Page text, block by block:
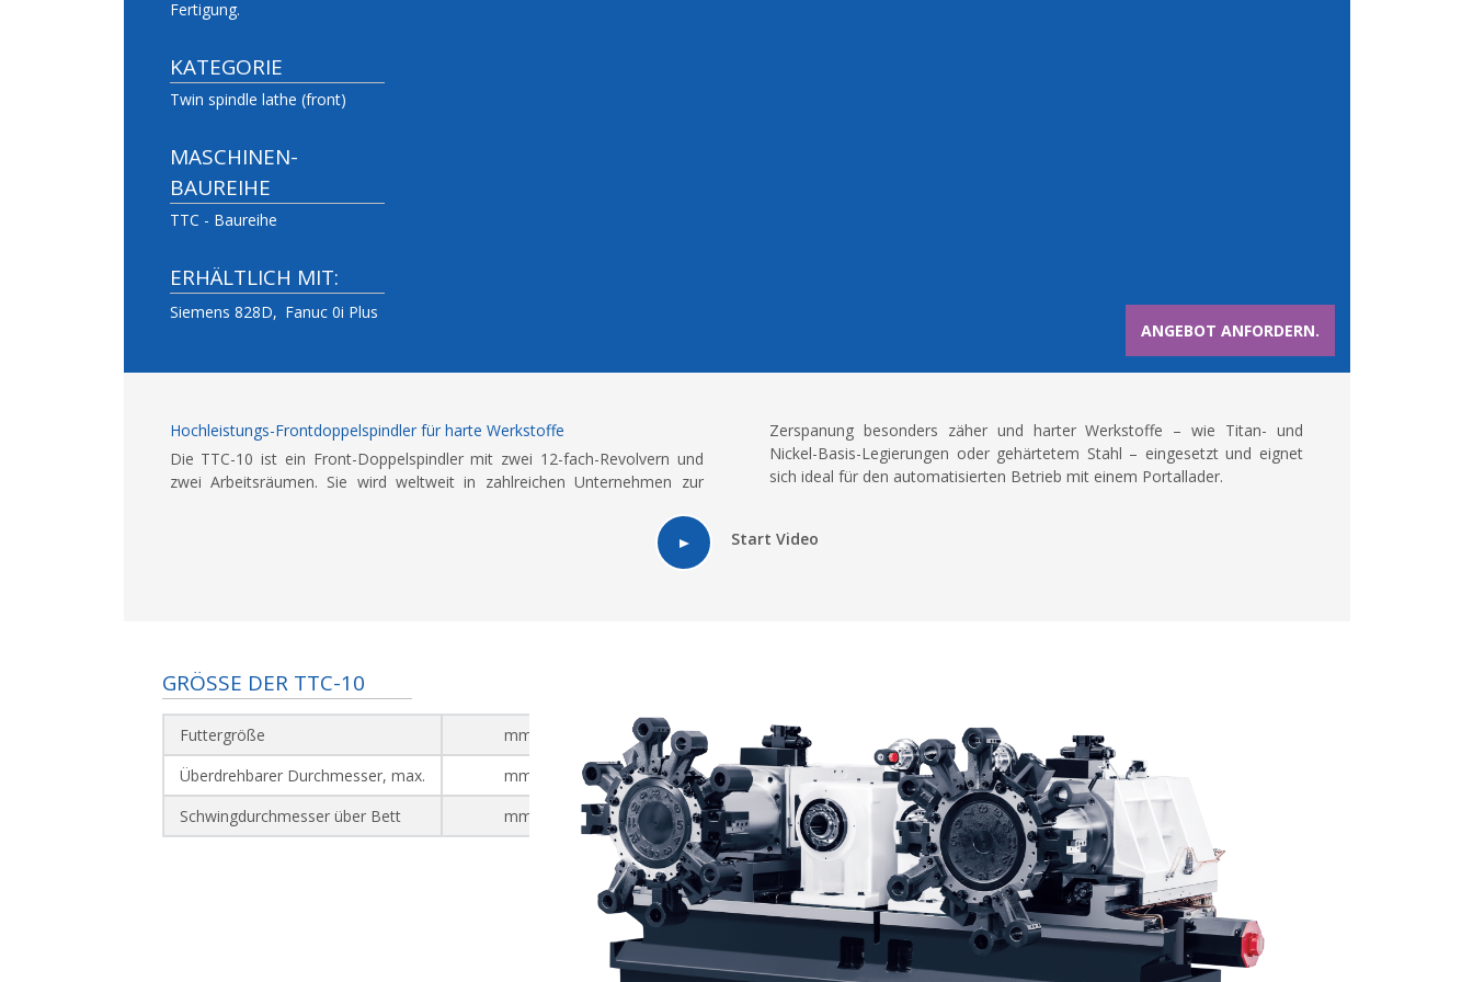
Fertigung.
KATEGORIE
Twin spindle lathe (front)
MASCHINEN-
BAUREIHE
TTC - Baureihe
ERHÄLTLICH MIT:
Siemens 828D
Fanuc 0i Plus
ANGEBOT ANFORDERN.
Hochleistungs-Frontdoppelspindler für harte Werkstoffe
Die TTC-10 ist ein Front-Doppelspindler mit zwei 12-fach-Revolvern und
zwei Arbeitsräumen. Sie wird weltweit in zahlreichen Unternehmen zur
Zerspanung besonders zäher und harter Werkstoffe – wie Titan- und
Nickel-Basis-Legierungen oder gehärtetem Stahl – eingesetzt und eignet
sich ideal für den automatisierten Betrieb mit einem Portallader.
Start Video
GRÖSSE DER TTC-10
Futtergröße mm
250
Überdrehbarer Durchmesser, max.
mm
400
Schwingdurchmesser über Bett
mm 500